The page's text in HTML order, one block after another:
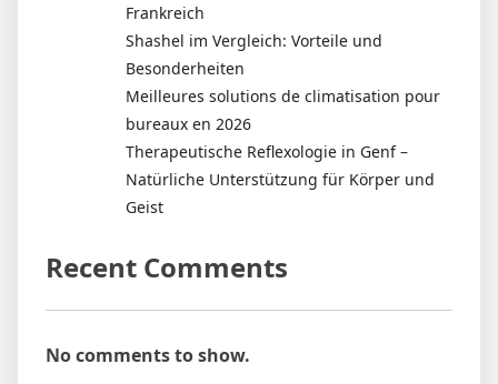
Frankreich
Shashel im Vergleich: Vorteile und
Besonderheiten
Meilleures solutions de climatisation pour
bureaux en 2026
Therapeutische Reflexologie in Genf –
Natürliche Unterstützung für Körper und
Geist
Recent Comments
No comments to show.